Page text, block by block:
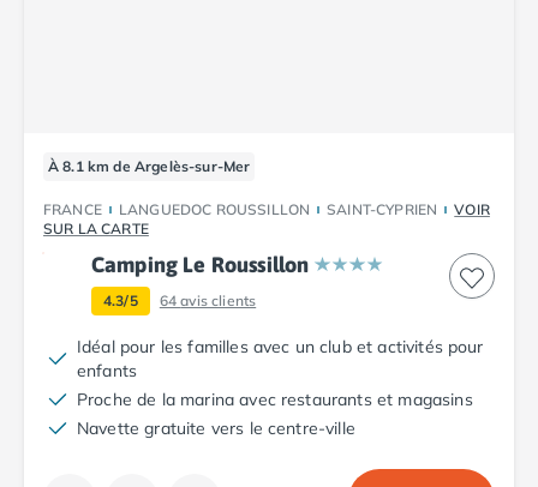
À 8.1 km de Argelès-sur-Mer
FRANCE LANGUEDOC ROUSSILLON SAINT-CYPRIEN
VOIR
SUR LA CARTE
Camping Le Roussillon
4.3/5 64avis clients
Idéal pour les familles avec un club et activités pour
enfants
Proche de la marina avec restaurants et magasins
Navette gratuite vers le centre-ville